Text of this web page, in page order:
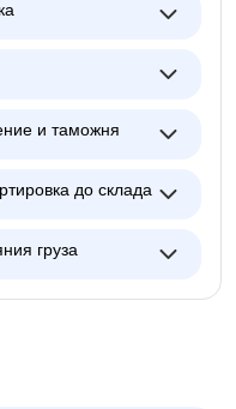
и таможня
до склада
груза